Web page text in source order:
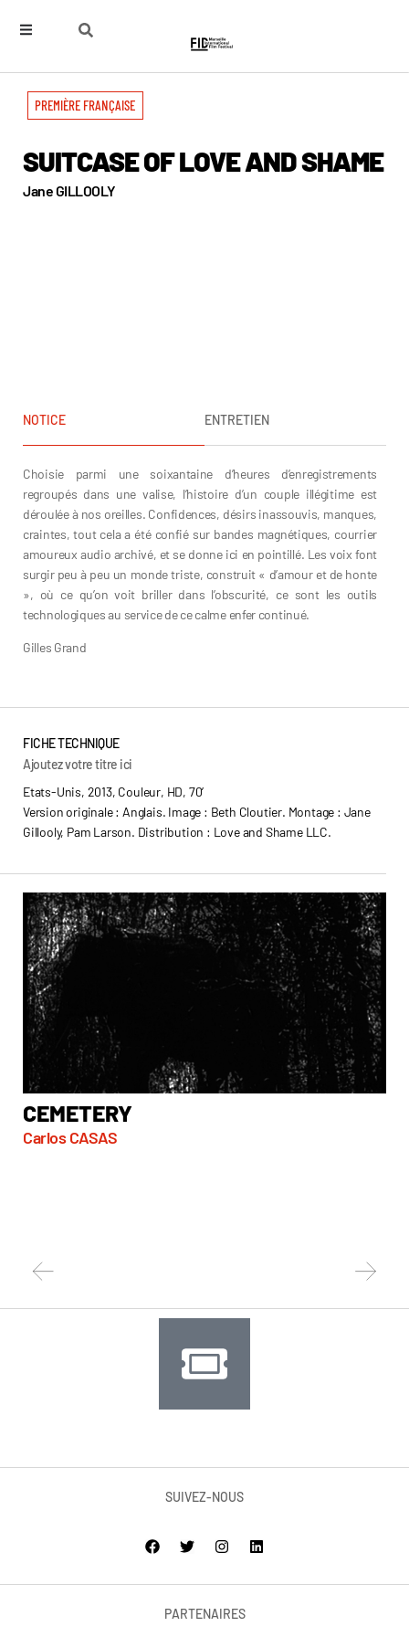
PREMIÈRE FRANÇAISE
SUITCASE OF LOVE AND SHAME
Jane GILLOOLY
NOTICE ENTRETIEN
Choisie parmi une soixantaine d’heures d’enregistrements
regroupés dans une valise, l’histoire d’un couple illégitime est
déroulée à nos oreilles. Confidences, désirs inassouvis, manques,
craintes, tout cela a été confié sur bandes magnétiques, courrier
amoureux audio archivé, et se donne ici en pointillé. Les voix font
surgir peu à peu un monde triste, construit « d’amour et de honte
», où ce qu’on voit briller dans l’obscurité, ce sont les outils
technologiques au service de ce calme enfer continué.
Gilles Grand
FICHE TECHNIQUE
Ajoutez votre titre ici
Etats-Unis, 2013, Couleur, HD, 70’
Version originale : Anglais. Image : Beth Cloutier. Montage : Jane
Gillooly, Pam Larson. Distribution : Love and Shame LLC.
CEMETERY
Carlos CASAS
SUIVEZ-NOUS
PARTENAIRES